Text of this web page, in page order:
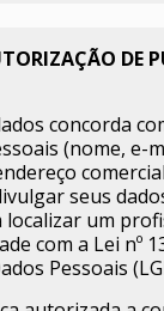
DE
concorda
(nome, e-
seus
um
com a Lei nº
Pessoais